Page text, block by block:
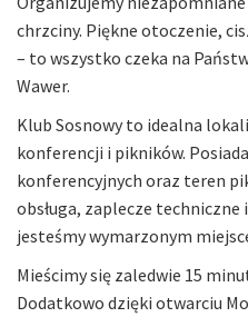
chrzciny. Piękne otoczenie,
– to wszystko czeka na
Wawer.
Klub Sosnowy to idealna
konferencji i pikników.
konferencyjnych oraz teren
obsługa, zaplecze
jesteśmy wymarzonym
Mieścimy się zaledwie 15
Dodatkowo dzięki otwarciu